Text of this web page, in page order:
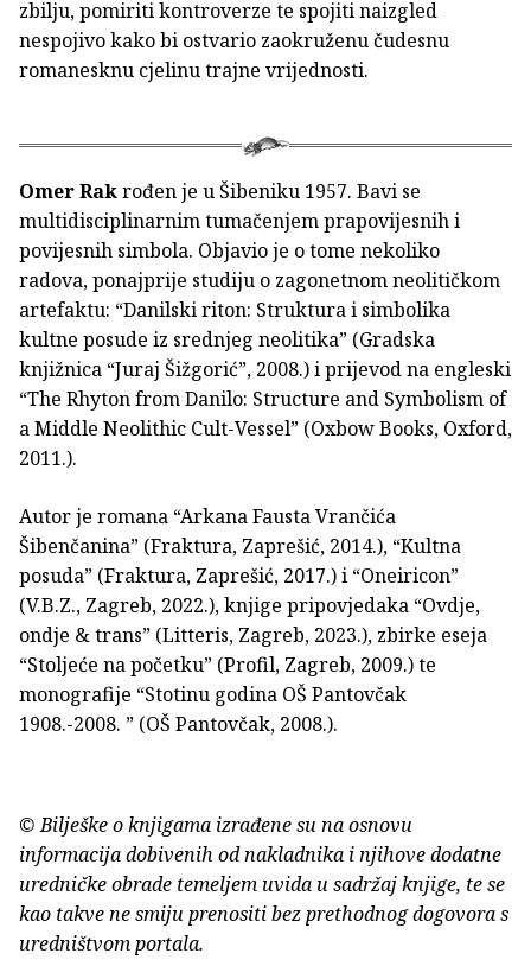
zbilju, pomiriti kontroverze te spojiti naizgled
nespojivo kako bi ostvario zaokruženu čudesnu
romanesknu cjelinu trajne vrijednosti.
Omer Rakrođen je u Šibeniku 1957. Bavi se
multidisciplinarnim tumačenjem prapovijesnih i
povijesnih simbola. Objavio je o tome nekoliko
radova, ponajprije studiju o zagonetnom neolitičkom
artefaktu: “Danilski riton: Struktura i simbolika
kultne posude iz srednjeg neolitika” (Gradska
knjižnica “Juraj Šižgorić”, 2008.) i prijevod na engleski
“The Rhyton from Danilo: Structure and Symbolism of
a Middle Neolithic Cult-Vessel” (Oxbow Books, Oxford,
2011.).
Autor je romana “Arkana Fausta Vrančića
Šibenčanina” (Fraktura, Zaprešić, 2014.), “Kultna
posuda” (Fraktura, Zaprešić, 2017.) i “Oneiricon”
(V.B.Z., Zagreb, 2022.), knjige pripovjedaka “Ovdje,
ondje & trans” (Litteris, Zagreb, 2023.), zbirke eseja
“Stoljeće na početku” (Profil, Zagreb, 2009.) te
monografije “Stotinu godina OŠ Pantovčak
1908.-2008. ” (OŠ Pantovčak, 2008.).
© Bilješke o knjigama izrađene su na osnovu
informacija dobivenih od nakladnika i njihove dodatne
uredničke obrade temeljem uvida u sadržaj knjige, te se
kao takve ne smiju prenositi bez prethodnog dogovora s
uredništvom portala.